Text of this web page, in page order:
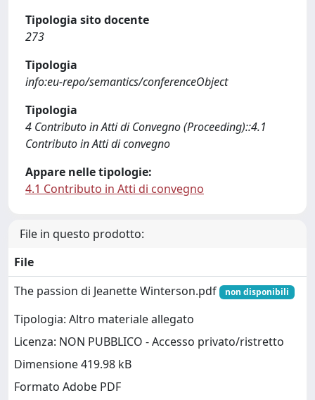
Tipologia sito docente
273
Tipologia
info:eu-repo/semantics/conferenceObject
Tipologia
4 Contributo in Atti di Convegno (Proceeding)::4.1
Contributo in Atti di convegno
Appare nelle tipologie:
4.1 Contributo in Atti di convegno
File in questo prodotto:
File
The passion di Jeanette Winterson.pdf
non disponibili
Tipologia: Altro materiale allegato
Licenza: NON PUBBLICO - Accesso privato/ristretto
Dimensione 419.98 kB
Formato Adobe PDF